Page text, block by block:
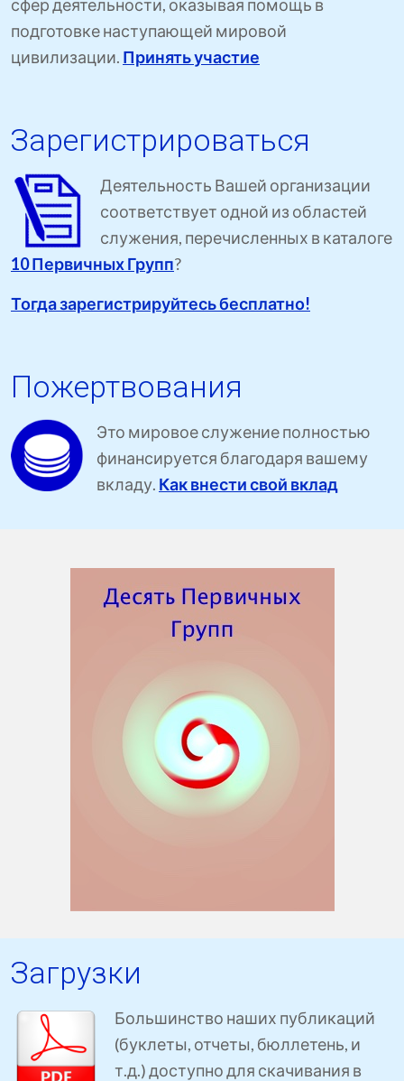
сфер деятельности, оказывая помощь в
подготовке наступающей мировой
цивилизации. Принять участие
Зарегистрироваться
Деятельность Вашей организации
соответствует одной из областей
служения, перечисленных в каталоге
10 Первичных Групп?
Тогда зарегистрируйтесь бесплатно!
Пожертвования
Это мировое служение полностью
финансируется благодаря вашему
вкладу. Как внести свой вклад
Загрузки
Большинство наших публикаций
(буклеты, отчеты, бюллетень, и
т.д.) доступно для скачивания в